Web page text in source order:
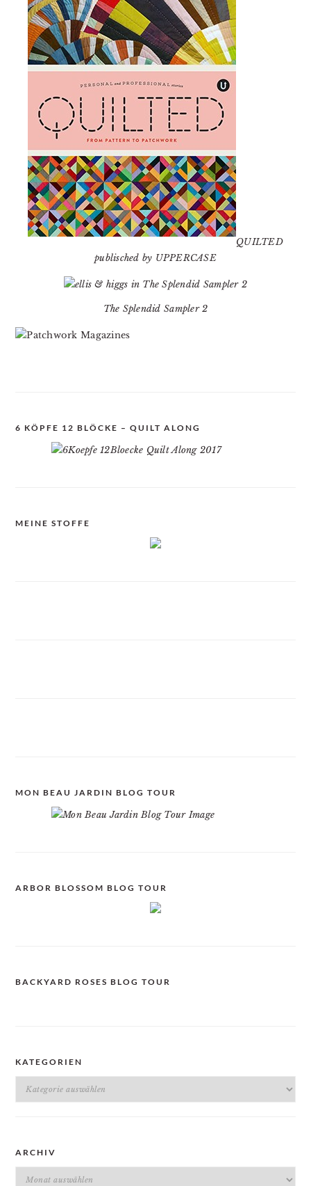
QUILTED
publisched by UPPERCASE
The Splendid Sampler 2
6 KÖPFE 12 BLÖCKE – QUILT ALONG
MEINE STOFFE
MON BEAU JARDIN BLOG TOUR
ARBOR BLOSSOM BLOG TOUR
BACKYARD ROSES BLOG TOUR
KATEGORIEN
Kategorien
ARCHIV
Archiv